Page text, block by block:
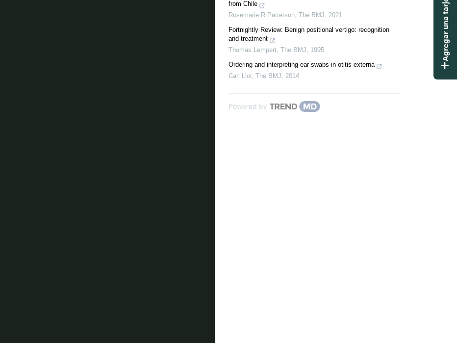
from Chile
Rosemarie R Patterson, The BMJ, 2021
Fortnightly Review: Benign positional vertigo: recognition
and treatment
Thomas Lempert, The BMJ, 1995
Ordering and interpreting ear swabs in otitis externa
Carl Llor, The BMJ, 2014
Powered by